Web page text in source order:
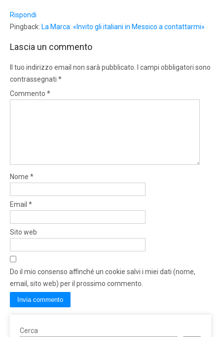
Rispondi
Pingback: La Marca: «Invito gli italiani in Messico a contattarmi»
Lascia un commento
Il tuo indirizzo email non sarà pubblicato.
I campi obbligatori sono
contrassegnati *
Commento *
Nome *
Email *
Sito web
Do il mio consenso affinché un cookie salvi i miei dati (nome,
email, sito web) per il prossimo commento.
Cerca